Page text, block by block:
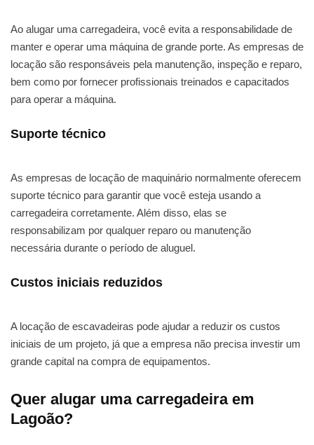
Ao alugar uma carregadeira, você evita a responsabilidade de
manter e operar uma máquina de grande porte. As empresas de
locação são responsáveis pela manutenção, inspeção e reparo,
bem como por fornecer profissionais treinados e capacitados
para operar a máquina.
Suporte técnico
As empresas de locação de maquinário normalmente oferecem
suporte técnico para garantir que você esteja usando a
carregadeira corretamente. Além disso, elas se
responsabilizam por qualquer reparo ou manutenção
necessária durante o período de aluguel.
Custos iniciais reduzidos
A locação de escavadeiras pode ajudar a reduzir os custos
iniciais de um projeto, já que a empresa não precisa investir um
grande capital na compra de equipamentos.
Quer alugar uma carregadeira em
Lagoão?